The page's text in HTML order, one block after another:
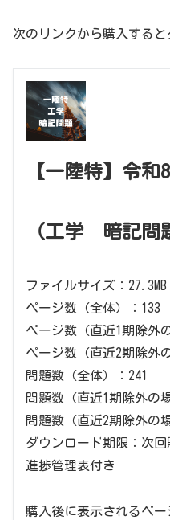
次のリンクから購入すると
【一陸特】令
（工学 暗記問
ファイルサイズ：27.3MB
ページ数（全体）：133
ページ数（直近1期除外
ページ数（直近2期除外
問題数（全体）：241
問題数（直近1期除外の
問題数（直近2期除外の
ダウンロード期限：次
進捗管理表付き
購入後に表示されるペ